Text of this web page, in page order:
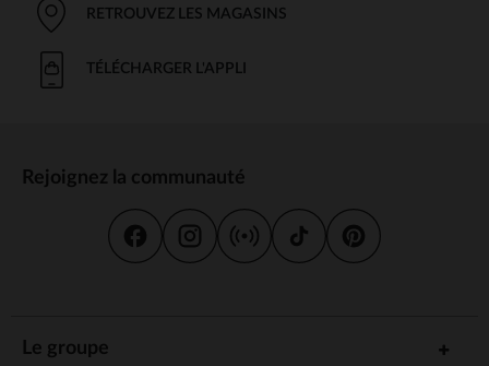
RETROUVEZ LES MAGASINS
TÉLÉCHARGER L'APPLI
Rejoignez la communauté
Le groupe